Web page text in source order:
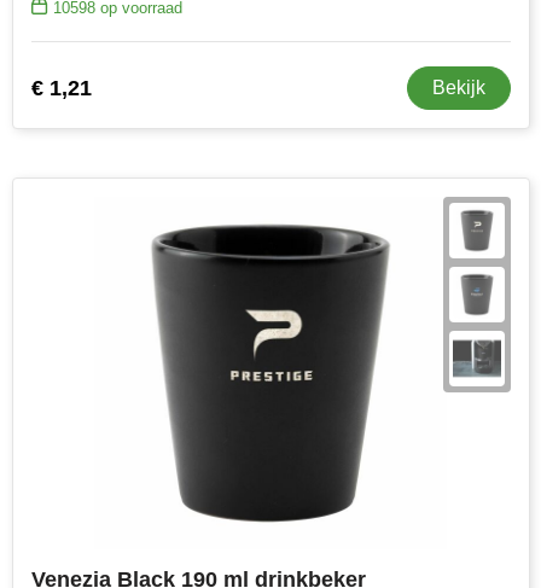
10598op voorraad
€ 1,21 Bekijk
Venezia Black 190 ml drinkbeker